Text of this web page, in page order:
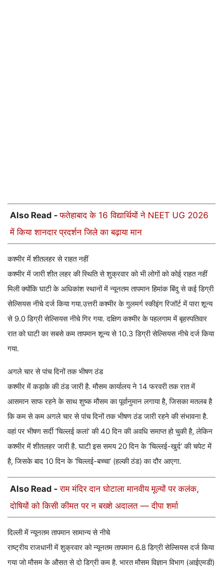
Also Read -फतेहाबाद के 16 विद्यार्थियों ने NEET UG 2026
में किया शानदार प्रदर्शन जिले का बढ़ाया मान
कश्मीर में शीतलहर से राहत नहीं
कश्मीर में जारी शीत लहर की स्थिति से शुक्रवार को भी लोगों को कोई राहत नहीं
मिली क्योंकि घाटी के अधिकांश स्थानों में न्यूनतम तापमान हिमांक बिंदु से कई डिग्री
सेल्सियस नीचे दर्ज किया गया.उत्तरी कश्मीर के गुलमर्ग स्कीइंग रिजॉर्ट में पारा शून्य
से 9.0 डिग्री सेल्सियस नीचे गिर गया. दक्षिण कश्मीर के पहलगाम में बृहस्पतिवार
रात को घाटी का सबसे कम तापमान शून्य से 10.3 डिग्री सेल्सियस नीचे दर्ज किया
गया.
अगले चार से पांच दिनों तक भीषण ठंड
कश्मीर में कड़ाके की ठंड जारी है. मौसम कार्यालय ने 14 फरवरी तक रात में
आसमान साफ रहने के साथ शुष्क मौसम का पूर्वानुमान लगाया है, जिसका मतलब है
कि कम से कम अगले चार से पांच दिनों तक भीषण ठंड जारी रहने की संभावना है.
वहां पर भीषण सर्दी ‘चिल्लई कलां’ की 40 दिन की अवधि समाप्त हो चुकी है, लेकिन
कश्मीर में शीतलहर जारी है. घाटी इस समय 20 दिन के ‘चिल्लई-खुर्द’ की चपेट में
है, जिसके बाद 10 दिन के ‘चिल्लई-बच्चा’ (हल्की ठंड) का दौर आएगा.
Also Read -राम मंदिर दान घोटाला मानवीय मूल्यों पर कलंक,
दोषियों को किसी कीमत पर न बख्शे अदालत — दीपा शर्मा
दिल्ली में न्यूनतम तापमान सामान्य से नीचे
राष्ट्रीय राजधानी में शुक्रवार को न्यूनतम तापमान 6.8 डिग्री सेल्सियस दर्ज किया
गया जो मौसम के औसत से दो डिग्री कम है. भारत मौसम विज्ञान विभाग (आईएमडी)